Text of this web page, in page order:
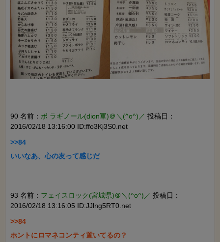
90 名前： ボ ラギノール(dion軍)＠＼(^o^)／ 投稿日：
2016/02/18 13:16:00 ID:ffo3Kj3S0.net
>>84
いいなあ、心の友って感じだ
93 名前： フェイスロック(宮城県)＠＼(^o^)／ 投稿日：
2016/02/18 13:16:05 ID:JJlng5RT0.net
>>84
ホントにロマネコンティ置いてるの？